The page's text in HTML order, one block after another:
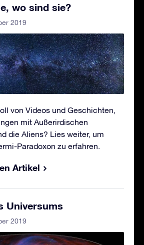
wo sind sie?
2019
von Videos und Geschichten,
mit Außerirdischen
die Aliens? Lies weiter, um
Paradoxon zu erfahren.
Artikel
Universums
2019